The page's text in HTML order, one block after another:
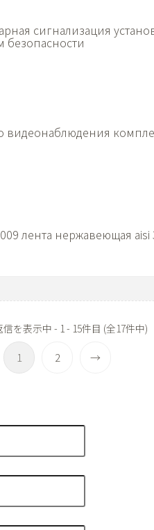
сигнализация
безопасности
видеонаблюдения
лента нержавеющая aisi
信を表示中 - 1 - 15件目 (全17件中)
1 2 →